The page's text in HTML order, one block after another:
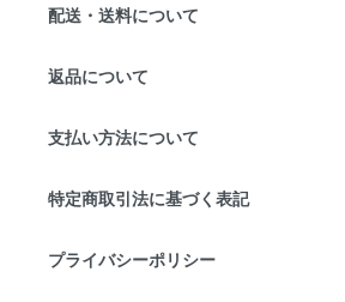
配送・送料について
返品について
支払い方法について
特定商取引法に基づく表記
プライバシーポリシー